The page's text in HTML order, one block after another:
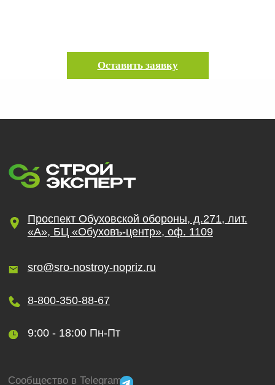
Оставить заявку
ИНН 110502949715 ОГРНИП 319470400025151
Политика конфиденциальности